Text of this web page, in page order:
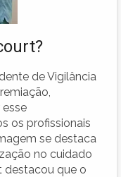
de Vigilância
os profissionais
se destaca
no cuidado
destacou que o